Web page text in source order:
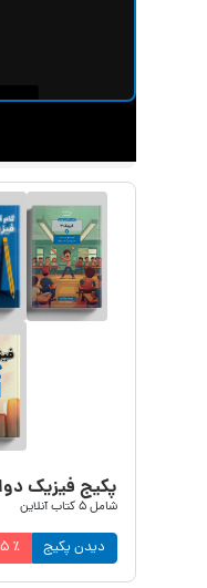
پکیج فیزیک
شامل5کتاب آنلاین
٪ دیدن پکیج